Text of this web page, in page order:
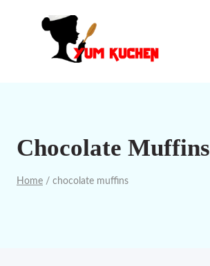
Chocolate Muffins
Home / chocolate muffins